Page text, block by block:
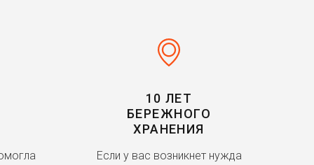
10 ЛЕТ
БЕРЕЖНОГО
ХРАНЕНИЯ
Если у вас возникнет нужда